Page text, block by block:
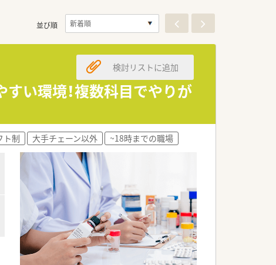
並び順
い環境！複数科目でやりが
検討リストに追加
ト制 大手チェーン以外 ~18時までの職場